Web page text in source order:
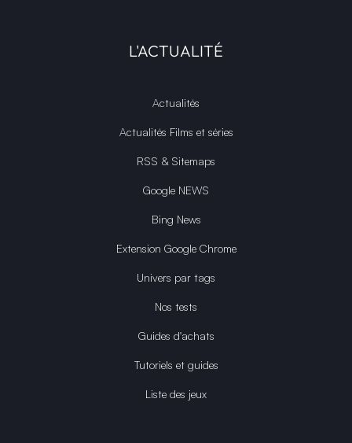
L'ACTUALITÉ
Actualités
Actualités Films et séries
RSS & Sitemaps
Google NEWS
Bing News
Extension Google Chrome
Univers par tags
Nos tests
Guides d'achats
Tutoriels et guides
Liste des jeux